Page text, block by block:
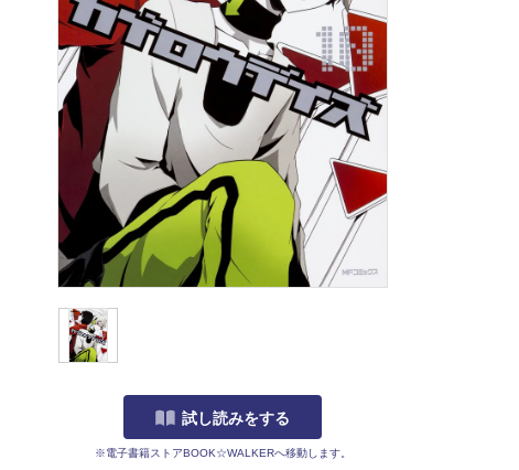
試し読みをする
※電子書籍ストアBOOK☆WALKERへ移動します。